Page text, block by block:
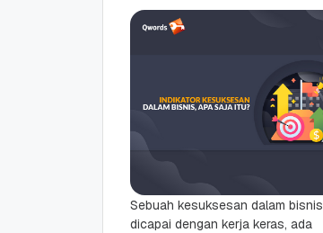
Sebuah kesuksesan dalam
dicapai dengan kerja keras, ada